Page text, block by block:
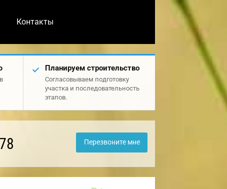
Контакты
Планируем строительство
Согласовываем подготовку
участка и последовательность
этапов.
Перезвоните мне